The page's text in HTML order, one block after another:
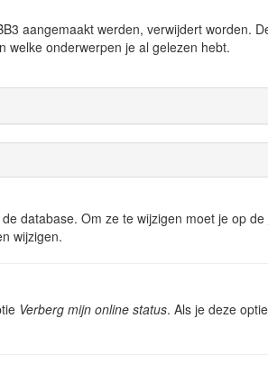
aangemaakt werden, verwijdert worden.
welke onderwerpen je al gelezen hebt.
database. Om ze te wijzigen moet je op de
wijzigen.
Verberg mijn online status. Als je deze